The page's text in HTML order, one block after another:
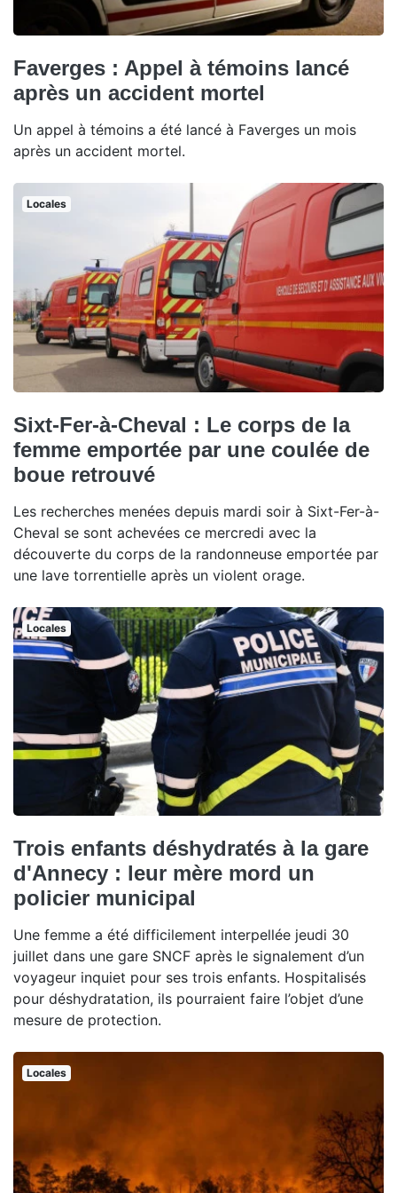
Faverges : Appel à témoins lancé
après un accident mortel
Un appel à témoins a été lancé à Faverges un mois
après un accident mortel.
Locales
Sixt-Fer-à-Cheval : Le corps de la
femme emportée par une coulée de
boue retrouvé
Les recherches menées depuis mardi soir à Sixt-Fer-à-
Cheval se sont achevées ce mercredi avec la
découverte du corps de la randonneuse emportée par
une lave torrentielle après un violent orage.
Locales
Trois enfants déshydratés à la gare
d'Annecy : leur mère mord un
policier municipal
Une femme a été difficilement interpellée jeudi 30
juillet dans une gare SNCF après le signalement d’un
voyageur inquiet pour ses trois enfants. Hospitalisés
pour déshydratation, ils pourraient faire l’objet d’une
mesure de protection.
Locales